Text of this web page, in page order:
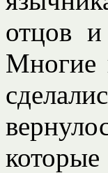
отцов
Многие